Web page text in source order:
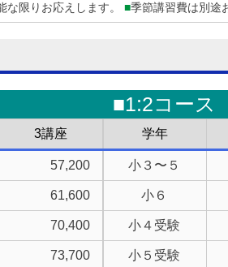
な限りお応えします。 ■季節講習費は別途
3講座
57,200
61,600
70,400
73,700
■1:2コース
学年
小３〜５
小６
小４受験
小５受験